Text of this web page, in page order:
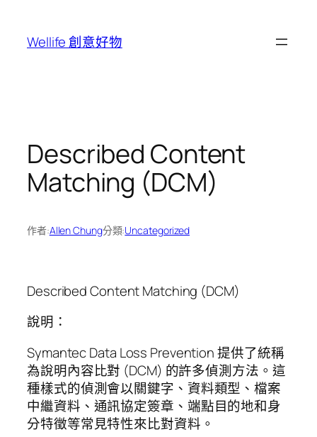
Wellife 創意好物
Described Content
Matching (DCM)
作者:Allen Chung分類:Uncategorized
Described Content Matching (DCM)
說明：
Symantec Data Loss Prevention 提供了統稱
為說明內容比對 (DCM) 的許多偵測方法。這
種樣式的偵測會以關鍵字、資料類型、檔案
中繼資料、通訊協定簽章、端點目的地和身
分特徵等常見特性來比對資料。